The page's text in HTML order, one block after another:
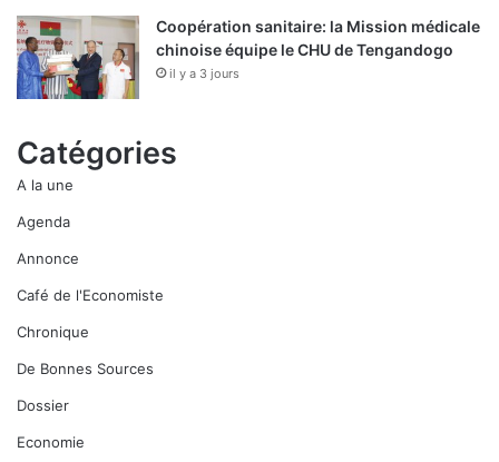
Coopération sanitaire: la Mission médicale
chinoise équipe le CHU de Tengandogo
il y a 3 jours
Catégories
A la une
Agenda
Annonce
Café de l'Economiste
Chronique
De Bonnes Sources
Dossier
Economie